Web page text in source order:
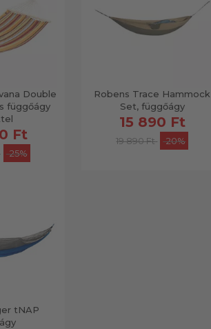
Double
függőágy
Ft
-25%
Robens Trace Hammock
Set, függőágy
15 890 Ft
19 890 Ft -20%
tNAP